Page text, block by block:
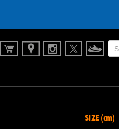
SIZE (cm)